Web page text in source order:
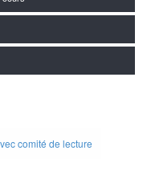
comité de lecture